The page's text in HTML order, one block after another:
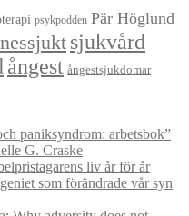
psykpodden Pär Höglund
sjukvård
ångest ångestsjukdomar
paniksyndrom: arbetsbok”
G. Craske
liv år för år
som förändrade vår syn